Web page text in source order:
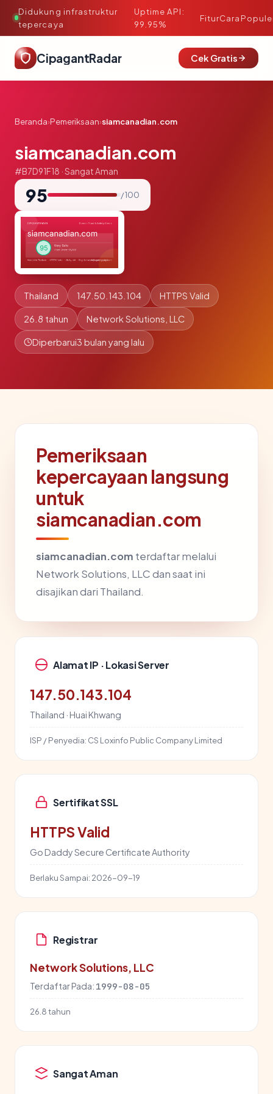
Didukung infrastruktur
tepercaya
·
Uptime API:
99.95%
FiturCara
CipagantRadar Cek Gratis
Beranda›Pemeriksaan›siamcanadian.com
siamcanadian.com
#B7D91F18 · Sangat Aman
95 / 100
Thailand 147.50.143.104 HTTPS Valid
26.8 tahun Network Solutions, LLC
Diperbarui3 bulan yang lalu
Pemeriksaan
kepercayaan langsung
untuk
siamcanadian.com
siamcanadian.com terdaftar melalui
Network Solutions, LLC dan saat ini
disajikan dari Thailand.
Alamat IP · Lokasi Server
147.50.143.104
Thailand · Huai Khwang
ISP / Penyedia: CS Loxinfo Public Company Limited
Sertifikat SSL
HTTPS Valid
Go Daddy Secure Certificate Authority
Berlaku Sampai: 2026-09-19
Registrar
Network Solutions, LLC
Terdaftar Pada: 1999-08-05
26.8 tahun
Sangat Aman